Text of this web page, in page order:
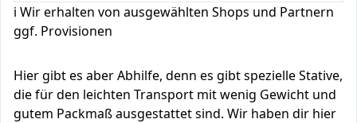
ℹ️ Wir erhalten von ausgewählten Shops und Partnern
ggf. Provisionen
Hier gibt es aber Abhilfe, denn es gibt spezielle Stative,
die für den leichten Transport mit wenig Gewicht und
gutem Packmaß ausgestattet sind. Wir haben dir hier